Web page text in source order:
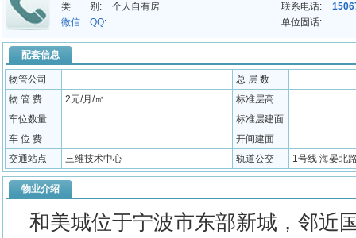
类 别:
个人自有房 联系电话:
微信 QQ:
单位固话:
配套信息
物管公司
总 层 数
物 管 费
2元/月/㎡
标准层高
车位数量
标准层建面
车 位 费
开间建面
交通站点
三维技术中心 轨道公交 1号线 海晏北
物业介绍
和美城位于宁波市东部新城，邻近